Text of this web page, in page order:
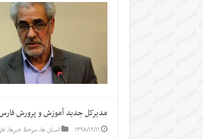
مدیرکل جدید آموزش و پرورش
۱۳۹۸/۱۲/۱۱ استان ها,سرخط خبرها,